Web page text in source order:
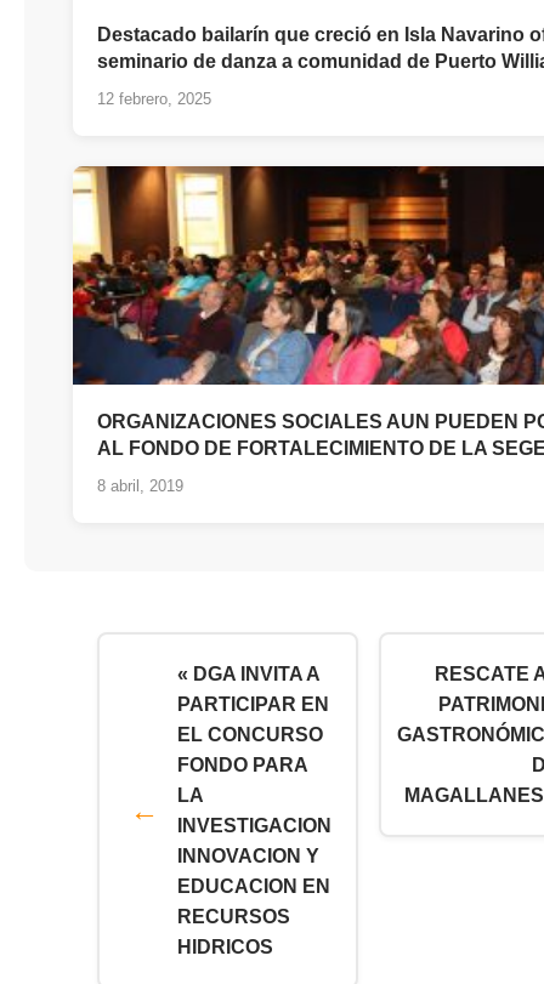
Destacado bailarín que creció en Isla Navarino
seminario de danza a comunidad de Puerto
12 febrero, 2025
ORGANIZACIONES SOCIALES AUN PUEDEN
AL FONDO DE FORTALECIMIENTO DE LA
8 abril, 2019
« DGA INVITA A
PARTICIPAR EN
EL CONCURSO
FONDO PARA
LA
INVESTIGACION
INNOVACION Y
EDUCACION EN
RECURSOS
HIDRICOS
RESCATE